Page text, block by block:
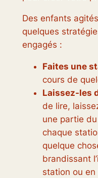
Des enfants
quelques
engagés :
Faites une
cours de
Laissez-les
de lire,
une partie
chaque
quelque
brandissant
station ou